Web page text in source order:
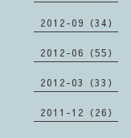
2012-09（34）
2012-06（55）
2012-03（33）
2011-12（26）